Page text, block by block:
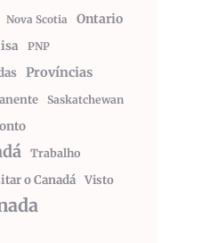
Nova Scotia Ontario
PNP
Províncias
Saskatchewan
Trabalho
o Canadá Visto